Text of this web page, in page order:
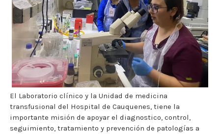
El Laboratorio clínico y la Unidad de medicina
transfusional del Hospital de Cauquenes, tiene la
importante misión de apoyar el diagnostico, control,
seguimiento, tratamiento y prevención de patologías a